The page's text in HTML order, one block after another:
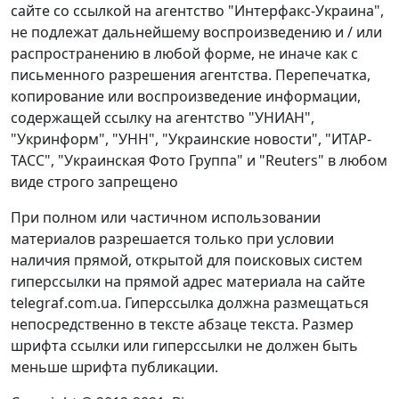
сайте со ссылкой на агентство "Интерфакс-Украина",
не подлежат дальнейшему воспроизведению и / или
распространению в любой форме, не иначе как с
письменного разрешения агентства. Перепечатка,
копирование или воспроизведение информации,
содержащей ссылку на агентство "УНИАН",
"Укринформ", "УНН", "Украинские новости", "ИТАР-
ТАСС", "Украинская Фото Группа" и "Reuters" в любом
виде строго запрещено
При полном или частичном использовании
материалов разрешается только при условии
наличия прямой, открытой для поисковых систем
гиперссылки на прямой адрес материала на сайте
telegraf.com.ua. Гиперссылка должна размещаться
непосредственно в тексте абзаце текста. Размер
шрифта ссылки или гиперссылки не должен быть
меньше шрифта публикации.